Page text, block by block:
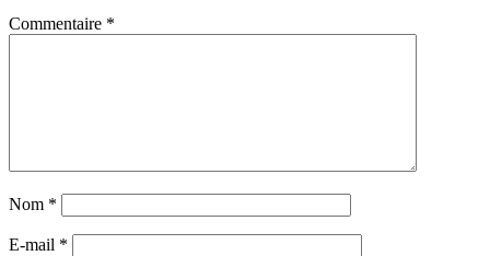
Commentaire *
Nom *
E-mail *